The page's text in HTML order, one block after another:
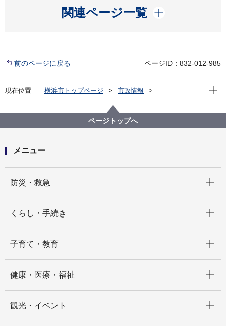
関連ページ一覧
開く
前のページに戻る ページID：832-012-985
現在位置 横浜市トップページ
市政情報
記者発表 2022年度
令和4年4月1日現在の保育所等利用待機児童数について
現在
ページトップへ
メニュー
防災・救急
くらし・手続き
子育て・教育
健康・医療・福祉
観光・イベント